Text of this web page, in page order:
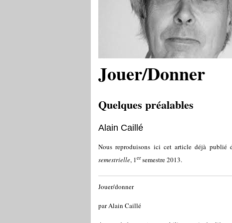
Jouer/Donner
Quelques préalables
Alain Caillé
Nous reproduisons ici cet article déjà
semestrielle, 1ersemestre 2013.
Jouer/donner
par Alain Caillé